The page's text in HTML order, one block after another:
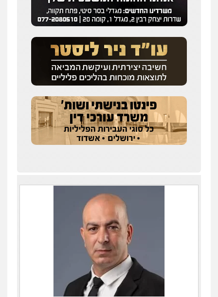
מנשה, אלמוג – עורכי דין
פלילי עבירות תנועה צווארון לבן תעבורה
עורכי דין לענייני אסירים מעצרים וחקירות
0546470989
ויקי שמואל – משרד עו"ד
פלילי משפט פלילי
0528959600
עו"ד זוהר ארבל
פלילי פשיעה חמורה מעצרים וחקירות
קטינים
0538788878
חמורה חקירות ומעצרים צווארון לבן והונאה
0526885006
עו"ד שלי גורביץ – לוי
משפט פלילי פשיעה חמורה
וחקירות צבאי תעבורה
0544218336
עו"ד שגיא אקו
פלילי מעצרים וחקירות